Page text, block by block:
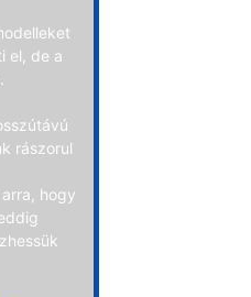
el, de a
rászorul
hogy